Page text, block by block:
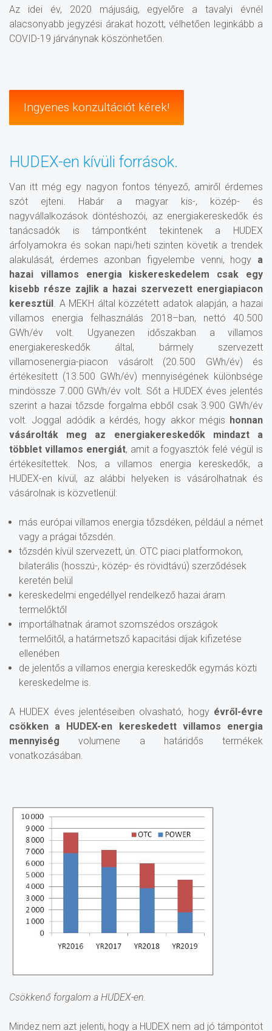
Az idei év, 2020 májusáig, egyelőre a tavalyi évnél
alacsonyabb jegyzési árakat hozott, vélhetően leginkább a
COVID-19 járványnak köszönhetően.
Ingyenes konzultációt kérek!
HUDEX-en kívüli források.
Van itt még egy nagyon fontos tényező, amiről érdemes
szót ejteni. Habár a magyar kis-, közép- és
nagyvállalkozások döntéshozói, az energiakereskedők és
tanácsadók is támpontként tekintenek a HUDEX
árfolyamokra és sokan napi/heti szinten követik a trendek
alakulását, érdemes azonban figyelembe venni, hogy a
hazai villamos energia kiskereskedelem csak egy
kisebb része zajlik a hazai szervezett energiapiacon
keresztül. A MEKH által közzétett adatok alapján, a hazai
villamos energia felhasználás 2018–ban, nettó 40.500
GWh/év volt. Ugyanezen időszakban a villamos
energiakereskedők által, bármely szervezett
villamosenergia-piacon vásárolt (20.500 GWh/év) és
értékesített (13.500 GWh/év) mennyiségének különbsége
mindössze 7.000 GWh/év volt. Sőt a HUDEX éves jelentés
szerint a hazai tőzsde forgalma ebből csak 3.900 GWh/év
volt. Joggal adódik a kérdés, hogy akkor mégis honnan
vásárolták meg az energiakereskedők mindazt a
többlet villamos energiát, amit a fogyasztók felé végül is
értékesítettek. Nos, a villamos energia kereskedők, a
HUDEX-en kívül, az alábbi helyeken is vásárolhatnak és
vásárolnak is közvetlenül:
más európai villamos energia tőzsdéken, például a német
vagy a prágai tőzsdén.
tőzsdén kívül szervezett, ún. OTC piaci platformokon,
bilaterális (hosszú-, közép- és rövidtávú) szerződések
keretén belül
kereskedelmi engedéllyel rendelkező hazai áram
termelőktől
importálhatnak áramot szomszédos országok
termelőitől, a határmetsző kapacitási díjak kifizetése
ellenében
de jelentős a villamos energia kereskedők egymás közti
kereskedelme is.
A HUDEX éves jelentéseiben olvasható, hogy évről-évre
csökken a HUDEX-en kereskedett villamos energia
mennyiség volumene a határidős termékek
vonatkozásában.
Csökkenő forgalom a HUDEX-en.
Mindez nem azt jelenti, hogy a HUDEX nem ad jó támpontot